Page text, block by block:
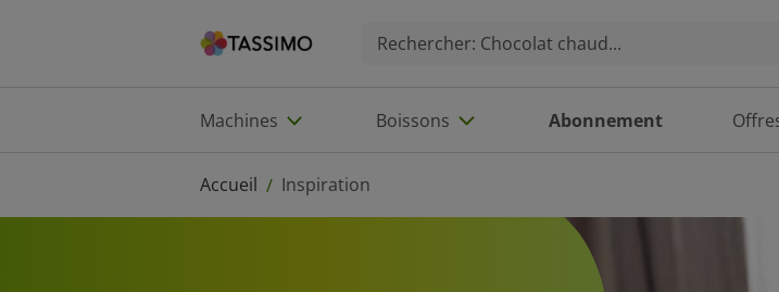
Machines Boissons Abonnement
Accueil / Inspiration